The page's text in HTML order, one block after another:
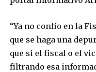
“Ya no confío en la
que se haga una
que si el fiscal o el
filtrando esa